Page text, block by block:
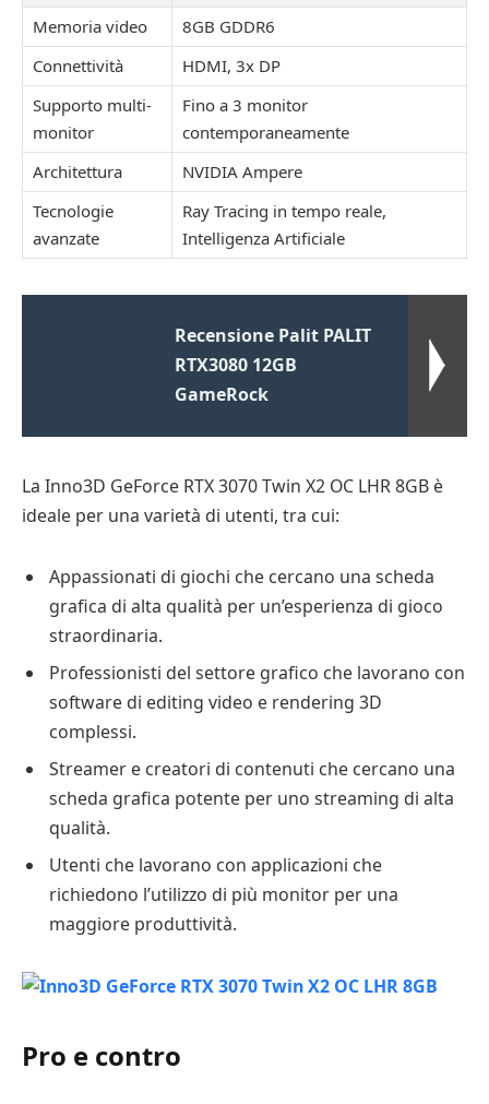
Memoria video
8GB GDDR6
Connettività
HDMI, 3x DP
Supporto multi-
monitor
Fino a 3 monitor
contemporaneamente
Architettura
NVIDIA Ampere
Tecnologie
avanzate
Ray Tracing in tempo reale,
Intelligenza Artificiale
Recensione Palit PALIT
RTX3080 12GB
GameRock
La Inno3D GeForce RTX 3070 Twin X2 OC LHR 8GB è
ideale per una varietà di utenti, tra cui:
Appassionati di giochi che cercano una scheda
grafica di alta qualità per un’esperienza di gioco
straordinaria.
Professionisti del settore grafico che lavorano con
software di editing video e rendering 3D
complessi.
Streamer e creatori di contenuti che cercano una
scheda grafica potente per uno streaming di alta
qualità.
Utenti che lavorano con applicazioni che
richiedono l’utilizzo di più monitor per una
maggiore produttività.
Pro e contro